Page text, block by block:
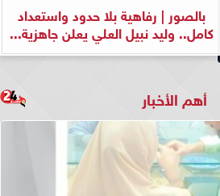
بالصور | رفاهية بلا حدود واستعداد
كامل.. وليد نبيل العلي يعلن جاهزية...
أهم الأخبار